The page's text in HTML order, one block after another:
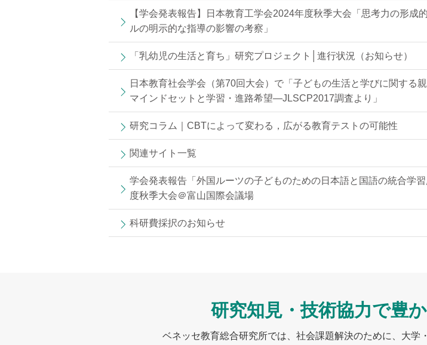
【学会発表報告】日本教育工学会2024年度秋季大会「思考力の形
ルの明示的な指導の影響の考察」
「乳幼児の生活と育ち」研究プロジェクト│進行状況（お知らせ）
日本教育社会学会（第70回大会）で「子どもの生活と学びに関する
マインドセットと学習・進路希望—JLSCP2017調査より」
研究コラム｜CBTによって変わる，広がる教育テストの可能性
関連サイト一覧
学会発表報告「外国ルーツの子どものための日本語と国語の統合学
度秋季大会＠富山国際会議場
科研費採択のお知らせ
研究知見・技術協力で豊
ベネッセ教育総合研究所では、社会課題解決のために、大学